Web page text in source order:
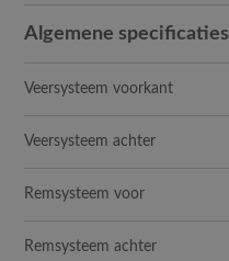
Algemene specificaties
Veersysteem voorkant
Veersysteem achter
Remsysteem voor
Remsysteem achter